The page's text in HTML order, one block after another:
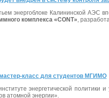
энергоблоке Калининской АЭС
комплекса «CONT»,
класс для студентов МГИМО
энергетической
атомной энергии».